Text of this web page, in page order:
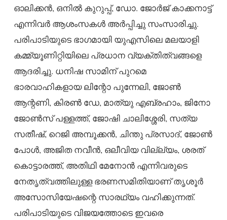
ഓലിക്കൻ, ഒനിൽ കുറുപ്പ്, ഡോ. ജോർജ് കാക്കനാട്ട്
എന്നിവർ ആശംസകൾ അർപ്പിച്ചു സംസാരിച്ചു.
പരിപാടിയുടെ ഭാഗമായി യുഎസിലെ മലയാളി
കമ്മ്യൂണിറ്റിയിലെ പ്രധാന വ്യക്തിത്വങ്ങളെ
ആദരിച്ചു. ധനിഷ സാമിന് പുറമെ
ഭാരവാഹികളായ ലിന്റോ പുന്നേലി, ജോൺ
ആന്റണി, കിരൺ ഡേ, മാത്യു എബ്രഹാം, ജിനോ
ജോൺസ് പള്ളത്ത്, ജോഷി ചാലിശ്ശേരി, സത്യ
സതീഷ്, റെജി അമ്പൂക്കൻ, ചിന്തു പ്രസാദ്, ജോൺ
പോൾ, അജിത നവീൻ, ഒലീവിയ വില്ല്യം, ശരത്
കൊട്ടാരത്ത്, അതിഥി മേനോൻ എന്നിവരുടെ
നേതൃത്വത്തിലുള്ള ഭരണസമിതിയാണ് തൃശൂർ
അസോസിയേഷന്റെ സാരഥ്യം വഹിക്കുന്നത്.
പരിപാടിയുടെ വിജയത്തോടെ ഇവരെ